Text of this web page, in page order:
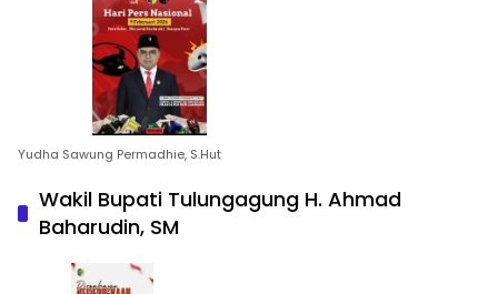
Yudha Sawung Permadhie, S.Hut
Wakil Bupati Tulungagung H. Ahmad
Baharudin, SM